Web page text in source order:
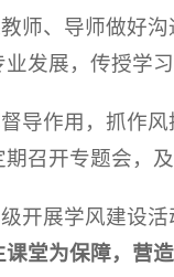
师、导师做好
发展，传授学
导作用，抓作
召开专题会，
开展学风建设活
堂为保障，营